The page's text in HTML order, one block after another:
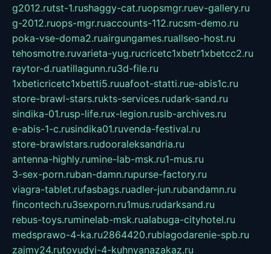
g2012.rutst-1.rushaggy-cat.ruopsmgr.ruev-gallery.ru
g-2012.ruops-mgr.ruaccounts-112.rucsm-demo.ru
poka-vse-doma2.ruairgungames.ruallseo-host.ru
tehosmotre.ruvarieta-yug.rucricetc1xbetr1xbetcc2.ru
raytor-d.ruatillagunn.ru3d-file.ru
1xbeticricetc1xbetti5.ruuafoot-statti.rue-abis1c.ru
store-brawl-stars.rukts-services.rudark-sand.ru
sindika-01.rusp-life.rux-legion.rusib-archives.ru
e-abis-1-c.rusindika01.ruvenda-festival.ru
store-brawlstars.rudooraleksandria.ru
antenna-highly.rumine-lab-msk.ru1-mus.ru
3-sex-porn.ruban-damn.rupurse-factory.ru
viagra-tablet.rufasbags.ruadler-jun.rubandamn.ru
fincontech.ru3sexporn.ru1mus.rudarksand.ru
rebus-toys.ruminelab-msk.rualabuga-cityhotel.ru
medsprawo-4-ka.ru2864420.rublagodarenie-spb.ru
zajmy24.rutovudyi-4-kuhnyanazakaz.ru